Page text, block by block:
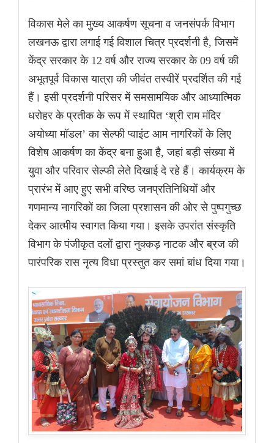
विकास मेले का मुख्य आकर्षण सूचना व जनसंपर्क विभाग
लखनऊ द्वारा लगाई गई विशाल चित्र प्रदर्शनी है, जिसमें
केंद्र सरकार के 12 वर्ष और राज्य सरकार के 09 वर्ष की
अभूतपूर्व विकास यात्रा की जीवंत तस्वीरें प्रदर्शित की गई
हैं। इसी प्रदर्शनी परिसर में समसामयिक और आध्यात्मिक
धरोहर के प्रतीक के रूप में स्थापित ‘श्री राम मंदिर
अयोध्या मॉडल’ का सेल्फी प्वाइंट आम नागरिकों के लिए
विशेष आकर्षण का केंद्र बना हुआ है, जहां बड़ी संख्या में
युवा और परिवार सेल्फी लेते दिखाई दे रहे हैं। कार्यक्रम के
प्रारंभ में आए हुए सभी वरिष्ठ जनप्रतिनिधियों और
गणमान्य नागरिकों का जिला प्रशासन की ओर से पुष्पगुच्छ
देकर आत्मीय स्वागत किया गया। इसके उपरांत संस्कृति
विभाग के पंजीकृत दलों द्वारा नुक्कड़ नाटक और ब्रज की
पारंपरिक रास नृत्य विधा प्रस्तुत कर समां बांध दिया गया।